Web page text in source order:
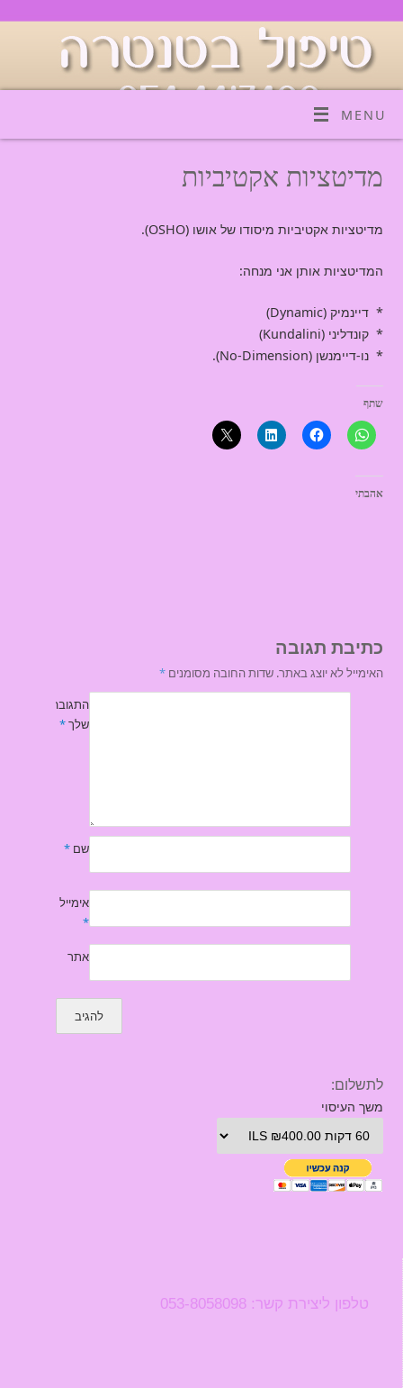
MENU
מדיטציות אקטיביות
מדיטציות אקטיביות מיסודו של אושו (OSHO).
המדיטציות אותן אני מנחה:
* דיינמיק (Dynamic)
* קונדליני (Kundalini)
* נו-דיימנשן (No-Dimension).
שתף
אהבתי
כתיבת תגובה
האימייל לא יוצג באתר. שדות החובה מסומנים *
התגובה
שלך*
שם*
אימייל
*
אתר
לתשלום:
משך העיסוי
טלפון ליצירת קשר: 053-8058098